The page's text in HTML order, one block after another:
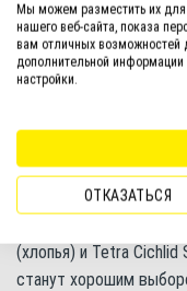
Они полностью
для поддержания
инфекции в аквариуме.
отлично подойдет
натуральными
(хлопья) и Tetra
станут хорошим
Мы можем разместить их для
нашего веб-сайта, показа
вам отличных возможностей
дополнительной информации
настройки.
ОТКАЗАТЬСЯ